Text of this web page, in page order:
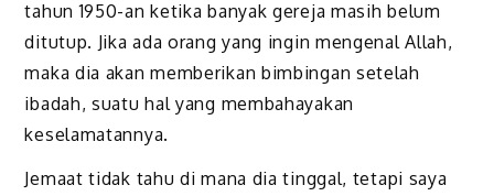
tahun 1950-an ketika banyak gereja masih belum
ditutup. Jika ada orang yang ingin mengenal Allah,
maka dia akan memberikan bimbingan setelah
ibadah, suatu hal yang membahayakan
keselamatannya.
Jemaat tidak tahu di mana dia tinggal, tetapi saya